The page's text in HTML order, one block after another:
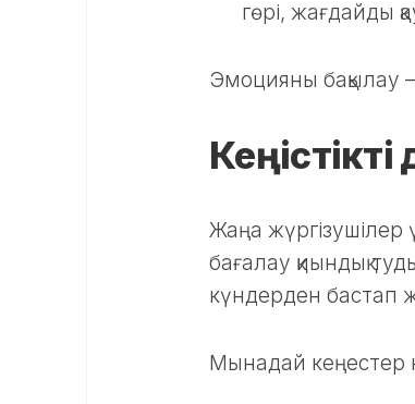
гөрі, жағдайды
Эмоцияны бақылау –
Жаңа жүргізушілер
бағалау қиындық
күндерден бастап
Мынадай кеңестер